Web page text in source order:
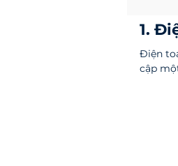
1.
Điện
cập